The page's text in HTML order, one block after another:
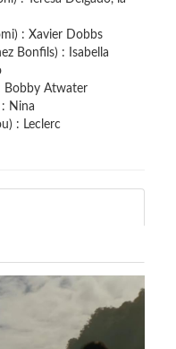
: Xavier Dobbs
Bonfils) : Isabella
Bobby Atwater
Nina
: Leclerc